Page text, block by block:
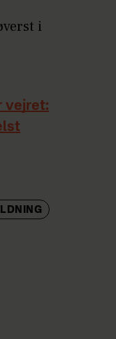
i
vejret: